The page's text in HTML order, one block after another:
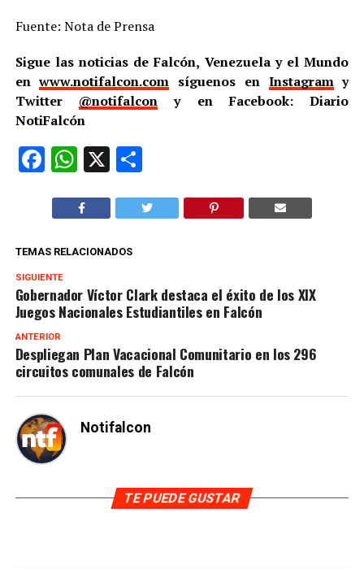
Fuente: Nota de Prensa
Sigue las noticias de Falcón, Venezuela y el Mundo
enwww.notifalcon.com síguenos en Instagramy
Twitter @notifalcon y en Facebook: Diario
NotiFalcón
Facebook
WhatsApp
X Compartir
TEMAS RELACIONADOS
SIGUIENTE
Gobernador Víctor Clark destaca el éxito de los XIX
Juegos Nacionales Estudiantiles en Falcón
ANTERIOR
Despliegan Plan Vacacional Comunitario en los 296
circuitos comunales de Falcón
Notifalcon
TE PUEDE GUSTAR